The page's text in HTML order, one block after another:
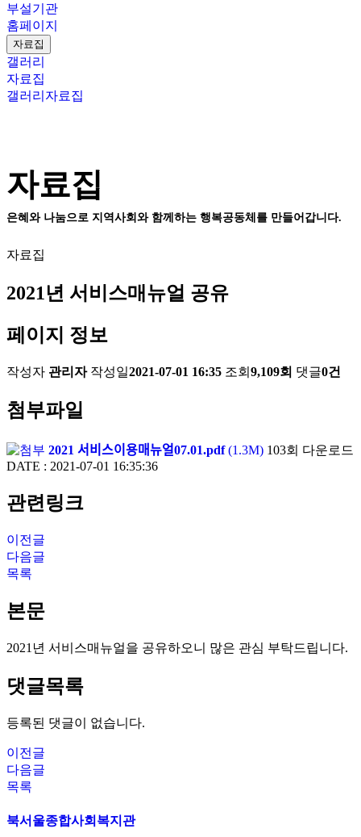
부설기관
홈페이지
자료집
갤러리
자료집
갤러리 자료집
자료집
은혜와 나눔으로 지역사회와 함께하는 행복공동체를 만들어갑니다.
자료집
2021년 서비스매뉴얼 공유
페이지 정보
작성자 관리자 작성일2021-07-01 16:35 조회 9,109회 댓글0건
첨부파일
2021 서비스이용매뉴얼07.01.pdf(1.3M) 103회 다운로드
DATE : 2021-07-01 16:35:36
관련링크
이전글
다음글
목록
본문
2021년 서비스매뉴얼을 공유하오니 많은 관심 부탁드립니다.
댓글목록
등록된 댓글이 없습니다.
이전글
다음글
목록
북서울종합사회복지관